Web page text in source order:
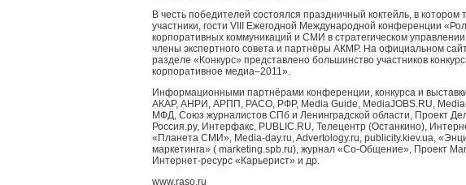
В честь победителей состоялся праздничный коктейль, в котором
участники, гости VIII Ежегодной Международной конференции
корпоративных коммуникаций и СМИ в стратегическом
члены экспертного совета и партнёры АКМР. На официальном
разделе «Конкурс» представлено большинство участников
корпоративное медиа–2011».
Информационными партнёрами конференции, конкурса и
АКАР, АНРИ, АРПП, РАСО, РФР, Media Guide, MediaJOBS.RU,
МФД, Союз журналистов СПб и Ленинградской области, Проект
Россия.ру, Интерфакс, PUBLIC.RU, Телецентр (Останкино),
«Планета СМИ», Media-day.ru, Advertology.ru, publicity.kiev.ua,
маркетинга» ( marketing.spb.ru), журнал «Со-Общение», Проект
Интернет-ресурс «Карьерист» и др.
www.raso.ru